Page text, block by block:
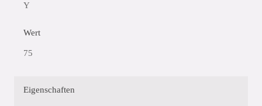
Y
Wert
75
Eigenschaften